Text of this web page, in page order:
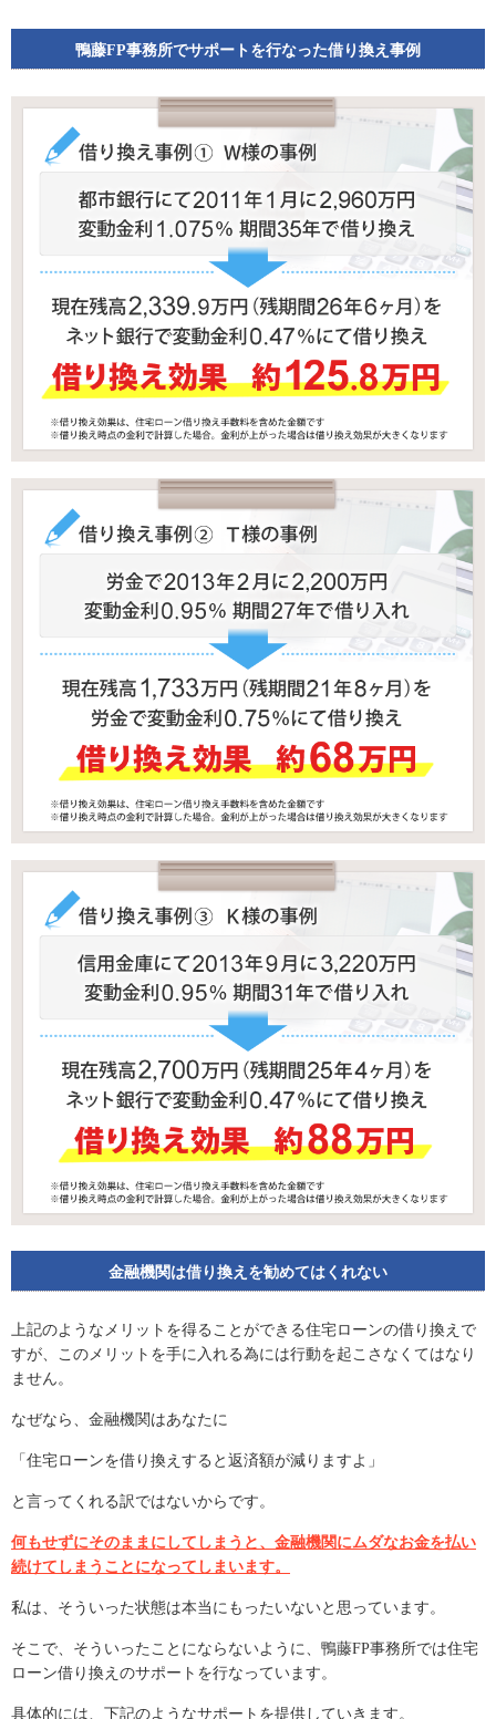
鴨藤FP事務所でサポートを行なった借り換え事例
金融機関は借り換えを勧めてはくれない
上記のようなメリットを得ることができる住宅ローンの借り換えで
すが、このメリットを手に入れる為には行動を起こさなくてはなり
ません。
なぜなら、金融機関はあなたに
「住宅ローンを借り換えすると返済額が減りますよ」
と言ってくれる訳ではないからです。
何もせずにそのままにしてしまうと、金融機関にムダなお金を払い
続けてしまうことになってしまいます。
私は、そういった状態は本当にもったいないと思っています。
そこで、そういったことにならないように、鴨藤FP事務所では住宅
ローン借り換えのサポートを行なっています。
具体的には、下記のようなサポートを提供していきます。